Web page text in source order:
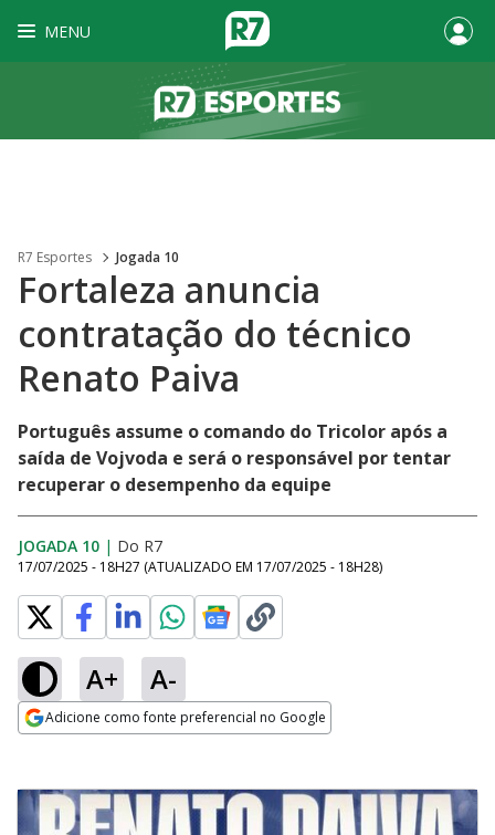
MENU
R7 Esportes Jogada 10
Fortaleza anuncia
contratação do técnico
Renato Paiva
Português assume o comando do Tricolor após a
saída de Vojvoda e será o responsável por tentar
recuperar o desempenho da equipe
JOGADA 10 | Do R7
17/07/2025 - 18H27 (ATUALIZADO EM 17/07/2025 - 18H28)
A+ A-
Adicione como fonte preferencial no Google